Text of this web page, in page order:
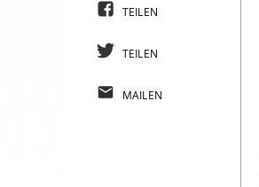
TEILEN
TEILEN
MAILEN